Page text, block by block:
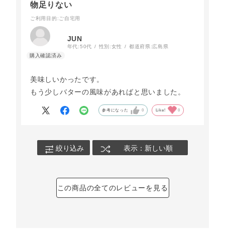
物足りない
ご利用目的 :ご自宅用
JUN
年代:50代 性別:女性 都道府県: 広島県
美味しいかったです。
もう少しバターの風味があればと思いました。
参考になった 0 Like! 0
絞り込み 表示：新しい順
この商品の全てのレビューを見る